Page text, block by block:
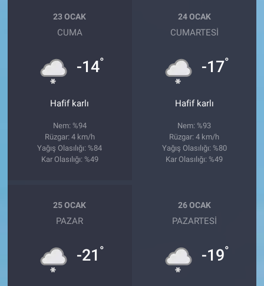
23 OCAK
CUMA
-14°
Hafif karlı
Nem: %94
Rüzgar: 4 km/h
Yağış Olasılığı: %84
Kar Olasılığı: %49
24 OCAK
CUMARTESI
-17°
Hafif karlı
Nem: %93
Rüzgar: 4 km/h
Yağış Olasılığı: %80
Kar Olasılığı: %49
25 OCAK
PAZAR
-21 °
26 OCAK
PAZARTESI
-19°